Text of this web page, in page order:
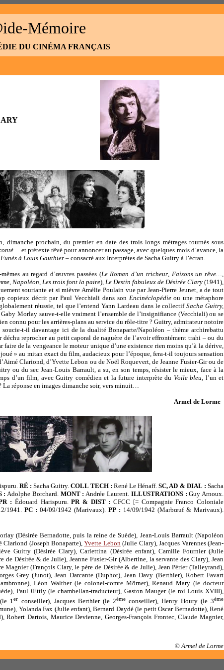
Mémoire
DU CINÉMA FRANÇAIS
prochain, du premier en date des trois longs métrages tournés sous
… et prétexte rêvé pour annoncer au passage, avec quelques mois d’avance, la
à Louis Gauthier – consacré aux Interprètes de Sacha Guitry à l’écran.
au regard d’œuvres passées (Le Roman d’un tricheur, Faisons un rêve…,
, Napoléon, Les trois font la paire), Le Destin fabuleux de Désirée Clary (1941),
souriante et si mièvre Amélie Poulain vue par Jean-Pierre Jeunet, a de tout
copieux décrit par Paul Vecchiali dans son Encinéclopédieou une métaphore
réussie, tel que l’entend Yann Lardeau dans le collectifSacha Guitry,
Morlay sauve-t-elle vraiment l’ensemble de l’insignifiance (Vecchiali) ou se
connu pour les arrières-plans au service du rôle-titre ? Guitry, admirateur notoire
t-il davantage ici de la dualité Bonaparte/Napoléon – thème archirebattu
déchu reprocher au petit caporal de naguère de l’avoir effrontément trahi – ou du
de la vengeance le moteur unique d’une existence rien moins qu’à la dérive,
» au mitan exact du film, audacieux pour l’époque, fera-t-il toujours sensation
Clariond, d’Yvette Lebon ou de Noël Roquevert, de Jeanne Fusier-Gir ou de
ou du sec Jean-Louis Barrault, a su, en son temps, résister le mieux, face à la
d’un film, avec Guitry comédien et la future interprète du Voile bleu, l’un et
La réponse en images dimanche soir, vers minuit…
Armel de Lorme
RÉ : Sacha Guitry.COLL TECH : René Le Hénaff.SC, AD & DIAL : Sacha
: Adolphe Borchard. MONT : Andrée Laurent. ILLUSTRATIONS : Guy Arnoux.
: Édouard Harispuru.PR & DIST : CFCC [= Compagnie Franco Coloniale
1941. PC : 04/09/1942 (Marivaux). PP : 14/09/1942 (Marbœuf & Marivaux).
(Désirée Bernadotte, puis la reine de Suède), Jean-Louis Barrault (Napoléon
Clariond (Joseph Bonaparte),Yvette Lebon(Julie Clary), Jacques Varennes (Jean-
Guitry (Désirée Clary), Carlettina (Désirée enfant), Camille Fournier (Julie
de Désirée & de Julie), Jeanne Fusier-Gir (Albertine, la servante des Clary), Jean
(François Clary, le père de Désirée & de Julie), Jean Périer (Talleyrand),
Grey (Junot), Jean Darcante (Duphot), Jean Davy (Berthier), Robert Favart
Léon Walther (le colonel-comte Mörner), Renaud Mary (le docteur
Paul Œttly (le chambellan-traducteur), Gaston Mauger (le roi Louis XVIII),
1er conseiller), Jacques Berthier (le 2èmeconseiller), Henry Houry (le 3ème
Yolanda Fax (Julie enfant), Bernard Daydé (le petit Oscar Bernadotte), René
Robert Dartois, Maurice Devienne, Georges-François Frontec, Claude Magnier,
©Armel de Lorme